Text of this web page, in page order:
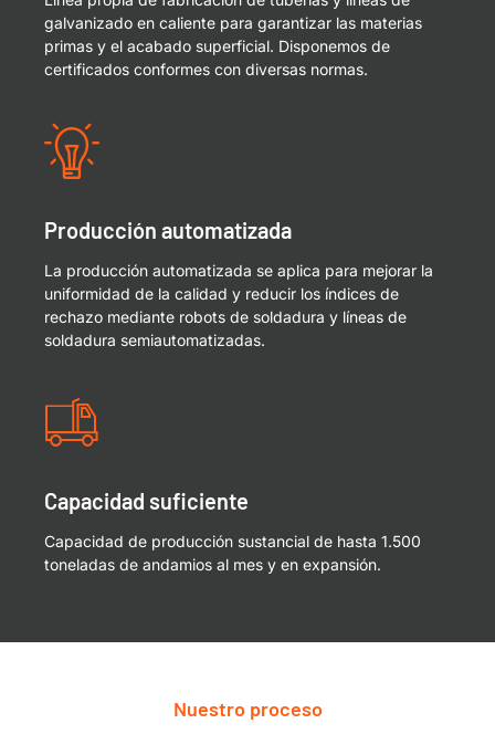
galvanizado en caliente para garantizar las materias
primas y el acabado superficial. Disponemos de
certificados conformes con diversas normas.
Producción automatizada
La producción automatizada se aplica para mejorar la
uniformidad de la calidad y reducir los índices de
rechazo mediante robots de soldadura y líneas de
soldadura semiautomatizadas.
Capacidad suficiente
Capacidad de producción sustancial de hasta 1.500
toneladas de andamios al mes y en expansión.
Nuestro proceso